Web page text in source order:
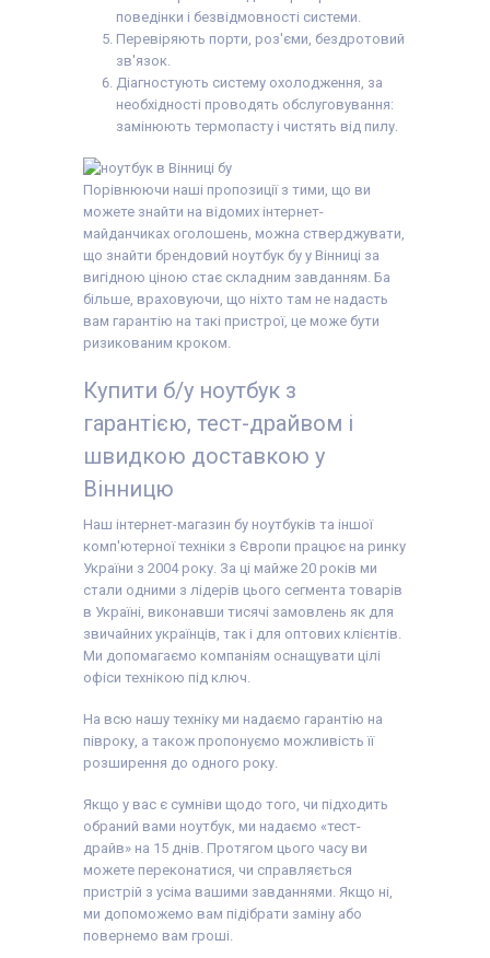
поведінки і безвідмовності системи.
Перевіряють порти, роз'єми, бездротовий
зв'язок.
Діагностують систему охолодження, за
необхідності проводять обслуговування:
замінюють термопасту і чистять від пилу.
Порівнюючи наші пропозиції з тими, що ви
можете знайти на відомих інтернет-
майданчиках оголошень, можна стверджувати,
що знайти брендовий ноутбук бу у Вінниці за
вигідною ціною стає складним завданням. Ба
більше, враховуючи, що ніхто там не надасть
вам гарантію на такі пристрої, це може бути
ризикованим кроком.
Купити б/у ноутбук з
гарантією, тест-драйвом і
швидкою доставкою у
Вінницю
Наш інтернет-магазин бу ноутбуків та іншої
комп'ютерної техніки з Європи працює на ринку
України з 2004 року. За ці майже 20 років ми
стали одними з лідерів цього сегмента товарів
в Україні, виконавши тисячі замовлень як для
звичайних українців, так і для оптових клієнтів.
Ми допомагаємо компаніям оснащувати цілі
офіси технікою під ключ.
На всю нашу техніку ми надаємо гарантію на
півроку, а також пропонуємо можливість її
розширення до одного року.
Якщо у вас є сумніви щодо того, чи підходить
обраний вами ноутбук, ми надаємо «тест-
драйв» на 15 днів. Протягом цього часу ви
можете переконатися, чи справляється
пристрій з усіма вашими завданнями. Якщо ні,
ми допоможемо вам підібрати заміну або
повернемо вам гроші.